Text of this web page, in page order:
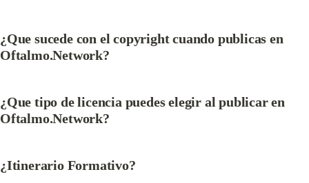
¿Que sucede con el copyright cuando publicas en
Oftalmo.Network?
¿Que tipo de licencia puedes elegir al publicar en
Oftalmo.Network?
¿Itinerario Formativo?